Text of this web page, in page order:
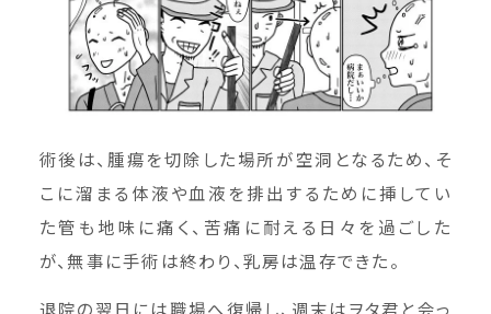
術後は、腫瘍を切除した場所が空洞となるため、そ
こに溜まる体液や血液を排出するために挿してい
た管も地味に痛く、苦痛に耐える日々を過ごした
が、無事に手術は終わり、乳房は温存できた。
退院の翌日には職場へ復帰し、週末はヲタ君と会っ